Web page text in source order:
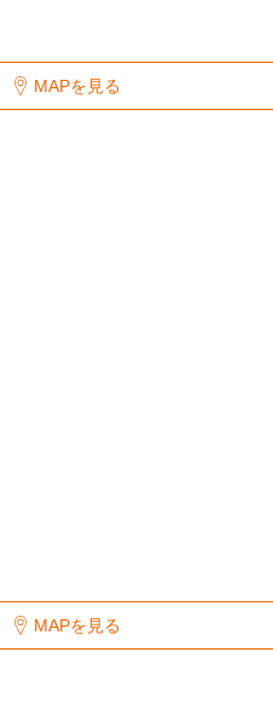
MAPを見る
MAPを見る